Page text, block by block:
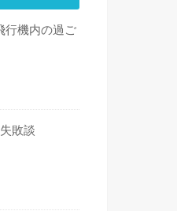
行機内の過ご
敗談